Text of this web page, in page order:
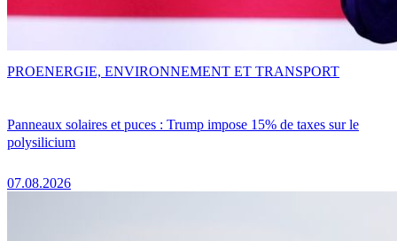
Panneaux solaires et puces : Trump impose 15% de taxes sur le
polysilicium
07.08.2026
PROENERGIE, ENVIRONNEMENT ET TRANSPORT